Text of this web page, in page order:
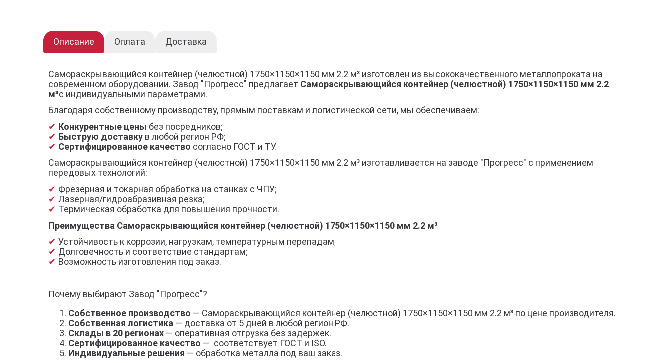
Описание Оплата Доставка
Самораскрывающийся контейнер (челюстной) 1750×1150×1150 мм 2.2 м³ изготовлен из высококачественного металлопроката на
современном оборудовании. Завод "Прогресс" предлагает Самораскрывающийся контейнер (челюстной) 1750×1150×1150 мм 2.2
м³с индивидуальными параметрами.
Благодаря собственному производству, прямым поставкам и логистической сети, мы обеспечиваем:
Конкурентные цены без посредников;
Быструю доставку в любой регион РФ;
Сертифицированное качество согласно ГОСТ и ТУ.
Самораскрывающийся контейнер (челюстной) 1750×1150×1150 мм 2.2 м³ изготавливается на заводе "Прогресс" с применением
передовых технологий:
Фрезерная и токарная обработка на станках с ЧПУ;
Лазерная/гидроабразивная резка;
Термическая обработка для повышения прочности.
Преимущества Самораскрывающийся контейнер (челюстной) 1750×1150×1150 мм 2.2 м³
Устойчивость к коррозии, нагрузкам, температурным перепадам;
Долговечность и соответствие стандартам;
Возможность изготовления под заказ.
Почему выбирают Завод "Прогресс"?
Собственное производство — Самораскрывающийся контейнер (челюстной) 1750×1150×1150 мм 2.2 м³ по цене производителя.
Собственная логистика — доставка от 5 дней в любой регион РФ.
Склады в 20 регионах — оперативная отгрузка без задержек.
Сертифицированное качество — соответствует ГОСТ и ISO.
Индивидуальные решения — обработка металла под ваш заказ.